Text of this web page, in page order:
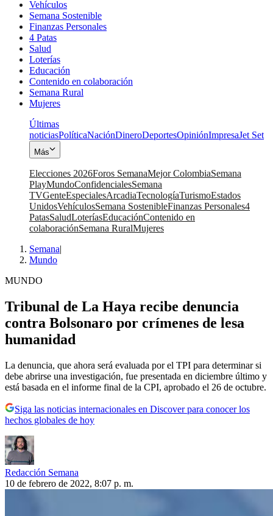
Vehículos
Semana Sostenible
Finanzas Personales
4 Patas
Salud
Loterías
Educación
Contenido en colaboración
Semana Rural
Mujeres
Últimas
noticiasPolíticaNaciónDineroDeportesOpiniónImpresaJet Set
Más
Elecciones 2026Foros SemanaMejor ColombiaSemana
PlayMundoConfidencialesSemana
TVGenteEspecialesArcadiaTecnologíaTurismoEstados
UnidosVehículosSemana SostenibleFinanzas Personales4
PatasSaludLoteríasEducaciónContenido en
colaboraciónSemana RuralMujeres
Semana|
Mundo
MUNDO
Tribunal de La Haya recibe denuncia
contra Bolsonaro por crímenes de lesa
humanidad
La denuncia, que ahora será evaluada por el TPI para determinar si
debe abrirse una investigación, fue presentada en diciembre último y
está basada en el informe final de la CPI, aprobado el 26 de octubre.
Siga las noticias internacionales en Discover para conocer los
hechos globales de hoy
Redacción Semana
10 de febrero de 2022, 8:07 p. m.